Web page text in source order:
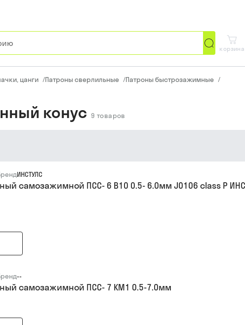
корзина
цанги /Патроны сверлильные /Патроны быстрозажимные /
конус 9 товаров
ИНСТУЛС
самозажимной ПСС- 6 В10 0.5- 6.0мм J0106 class P
--
самозажимной ПСС- 7 КМ1 0.5-7.0мм